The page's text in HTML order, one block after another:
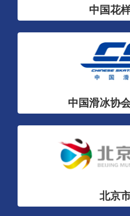
中国花
中国滑冰协
北京